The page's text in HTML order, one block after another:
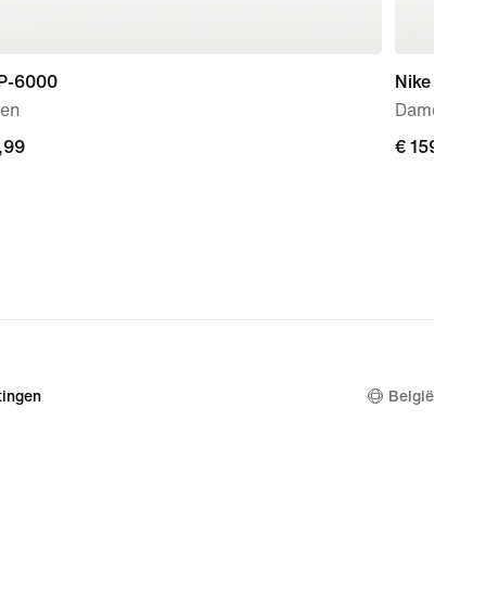
6000
Nike
€ 159,99
€ 159,99
België